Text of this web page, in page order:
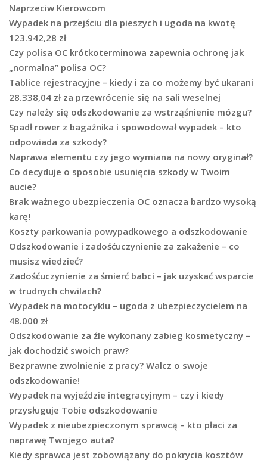
Naprzeciw Kierowcom
Wypadek na przejściu dla pieszych i ugoda na kwotę
123.942,28 zł
Czy polisa OC krótkoterminowa zapewnia ochronę jak
„normalna” polisa OC?
Tablice rejestracyjne – kiedy i za co możemy być ukarani
28.338,04 zł za przewrócenie się na sali weselnej
Czy należy się odszkodowanie za wstrząśnienie mózgu?
Spadł rower z bagażnika i spowodował wypadek – kto
odpowiada za szkody?
Naprawa elementu czy jego wymiana na nowy oryginał?
Co decyduje o sposobie usunięcia szkody w Twoim
aucie?
Brak ważnego ubezpieczenia OC oznacza bardzo wysoką
karę!
Koszty parkowania powypadkowego a odszkodowanie
Odszkodowanie i zadośćuczynienie za zakażenie – co
musisz wiedzieć?
Zadośćuczynienie za śmierć babci – jak uzyskać wsparcie
w trudnych chwilach?
Wypadek na motocyklu – ugoda z ubezpieczycielem na
48.000 zł
Odszkodowanie za źle wykonany zabieg kosmetyczny –
jak dochodzić swoich praw?
Bezprawne zwolnienie z pracy? Walcz o swoje
odszkodowanie!
Wypadek na wyjeździe integracyjnym – czy i kiedy
przysługuje Tobie odszkodowanie
Wypadek z nieubezpieczonym sprawcą – kto płaci za
naprawę Twojego auta?
Kiedy sprawca jest zobowiązany do pokrycia kosztów